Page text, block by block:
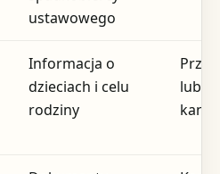
ustawowego
Informacja o
dzieciach i celu
rodziny
lub w